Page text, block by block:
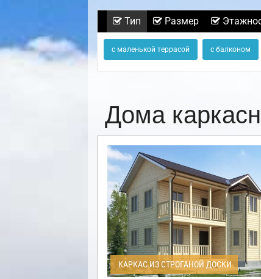
Тип Размер
с маленькой террасой с балконом
Дома
КАРКАС ИЗ СТРОГАНОЙ ДОСКИ